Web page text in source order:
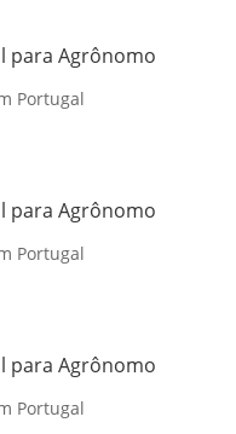
para Agrônomo
Portugal
para Agrônomo
Portugal
para Agrônomo
Portugal